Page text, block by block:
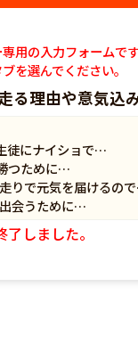
用の入力フォームで
を選んでください。
る理由や意気込
徒にナイショで…
つために…
りで元気を届けるの
会うために…
しました。